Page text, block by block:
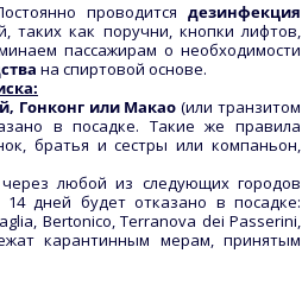
проводится дезинфекция
таких как поручни, кнопки лифтов,
пассажирам о необходимости
на спиртовой основе.
Гонконг или Макао (или транзитом
в посадке. Такие же правила
братья и сестры или компаньон,
любой из следующих городов
дней будет отказано в посадке:
Bertonico, Terranova dei Passerini,
карантинным мерам, принятым